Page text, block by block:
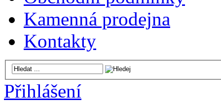
Kamenná prodejna
Kontakty
Přihlášení